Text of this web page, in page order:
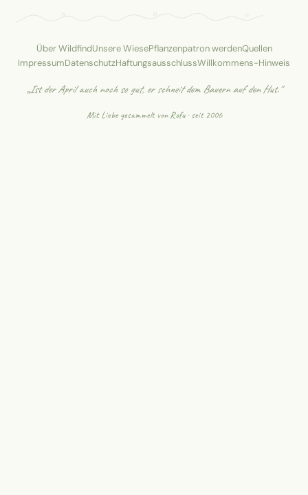
Über WildfindUnsere WiesePflanzenpatron werdenQuellen
ImpressumDatenschutzHaftungsausschlussWillkommens-Hinweis
„Ist der April auch noch so gut, er schneit dem Bauern auf den Hut."
Mit Liebe gesammelt vonRofu· seit 2006